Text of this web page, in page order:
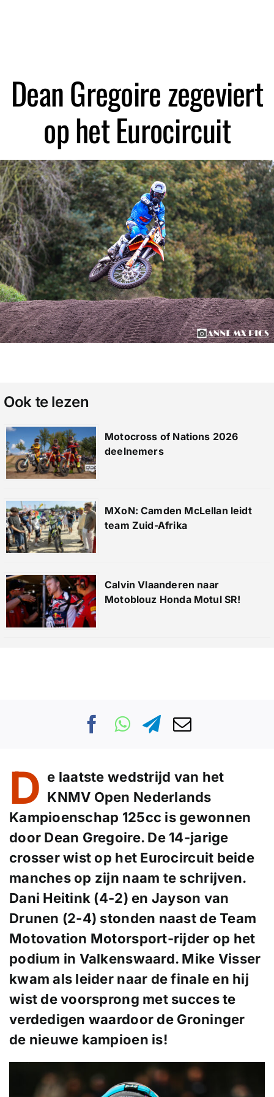
Dean Gregoire zegeviert
op het Eurocircuit
Ook te lezen
Motocross of Nations 2026
deelnemers
MXoN: Camden McLellan leidt
team Zuid-Afrika
Calvin Vlaanderen naar
Motoblouz Honda Motul SR!
D e laatste wedstrijd van het
KNMV Open Nederlands
Kampioenschap 125cc is gewonnen
door Dean Gregoire. De 14-jarige
crosser wist op het Eurocircuit beide
manches op zijn naam te schrijven.
Dani Heitink (4-2) en Jayson van
Drunen (2-4) stonden naast de Team
Motovation Motorsport-rijder op het
podium in Valkenswaard. Mike Visser
kwam als leider naar de finale en hij
wist de voorsprong met succes te
verdedigen waardoor de Groninger
de nieuwe kampioen is!